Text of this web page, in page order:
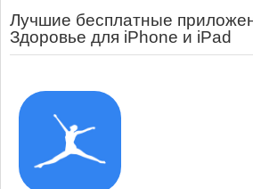
Лучшие бесплатные
Здоровье для iPhone и iPad